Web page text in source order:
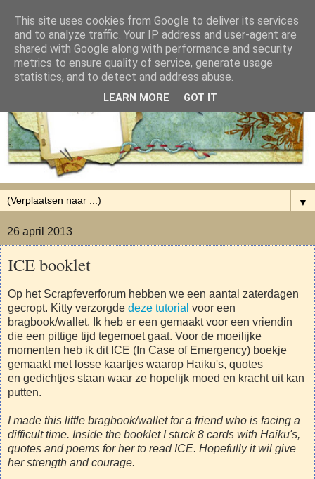
▼
26 april 2013
ICE booklet
Op het Scrapfeverforum hebben we een aantal zaterdagen
gecropt. Kitty verzorgde deze tutorial voor een
bragbook/wallet. Ik heb er een gemaakt voor een vriendin
die een pittige tijd tegemoet gaat. Voor de moeilijke
momenten heb ik dit ICE (In Case of Emergency) boekje
gemaakt met losse kaartjes waarop Haiku's, quotes
en gedichtjes staan waar ze hopelijk moed en kracht uit kan
putten.
I made this little bragbook/wallet for a friend who is facing a
difficult time. Inside the booklet I stuck 8 cards with Haiku's,
quotes and poems for her to read ICE. Hopefully it wil give
her strength and courage.
This site uses cookies from Google to deliver its services
and to analyze traffic. Your IP address and user-agent are
shared with Google along with performance and security
metrics to ensure quality of service, generate usage
statistics, and to detect and address abuse.
LEARN MORE GOT IT